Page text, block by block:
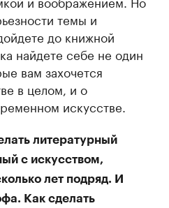
темы и
до книжной
найдете себе не один
вам захочется
в целом, и о
искусстве.
литературный
с искусством,
лет подряд. И
Как сделать